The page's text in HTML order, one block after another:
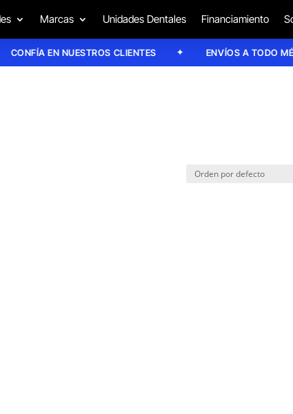
Marcas Unidades Dentales Financiamiento
CONFÍA EN NUESTROS CLIENTES ENVÍOS A TODO